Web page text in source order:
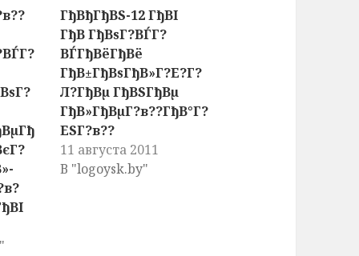
ГђВђГђВЅ-12 ГђВІ
ГђВ ГђВѕГ?ВЃГ?
ВЃГђВёГђВё
ГђВ±ГђВѕГђВ»Г?Е?Г?
Л?ГђВµ ГђВЅГђВµ
ГђВ»ГђВµГ?в??ГђВ°Г?
ЕЅГ?в??
11 августа 2011
В "logoysk.by"